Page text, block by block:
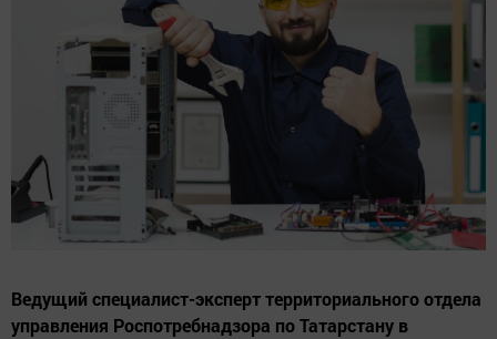
Ведущий специалист-эксперт территориального отдела
управления Роспотребнадзора по Татарстану в